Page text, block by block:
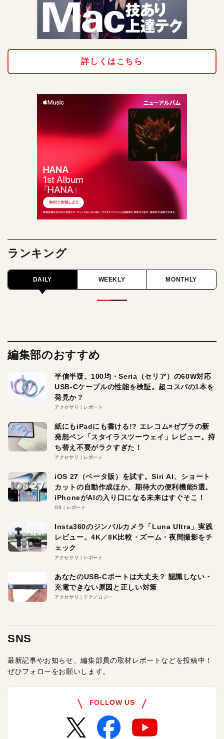
詳しくはこちら
ランキング
DAILY WEEKLY MONTHLY
編集部のおすすめ
半信半疑。100均・Seria（セリア）の60W対応
USB-Cケーブルの性能を検証。超コスパの1本を
発見か？
アクセサリ レポート
紙にもiPadにも書ける!? エレコム×ゼブラの新
発想ペン「スタイラスツーウェイ」レビュー。持
ち替え不要がラクすぎた！
アクセサリ レポート
iOS 27（ベータ版）を試す。Siri AI、ショート
カットの自動作成ほか、期待大の便利機能5選。
iPhoneがAIの入り口になる未来はすぐそこ！
OS レポート
Insta360のジンバルカメラ「Luna Ultra」実践
レビュー。4K／8K比較・ズーム・夜間撮影をチ
ェック
アクセサリ レポート
あなたのUSB-Cポートは大丈夫？ 認識しない・
充電できない原因と正しい対策
アクセサリ テクノロジー
SNS
最新記事やお知らせ、編集部員の取材レポートなどを投稿中！
ぜひフォローをお願いします。
FOLLOW US